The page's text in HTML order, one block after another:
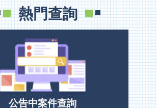
熱門查詢
公告中案件查詢